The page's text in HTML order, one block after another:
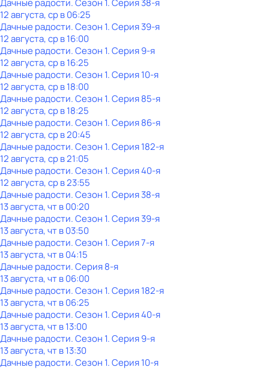
Дачные радости. Сезон 1. Серия 38-я
12 августа, ср в 06:25
Дачные радости. Сезон 1. Серия 39-я
12 августа, ср в 16:00
Дачные радости. Сезон 1. Серия 9-я
12 августа, ср в 16:25
Дачные радости. Сезон 1. Серия 10-я
12 августа, ср в 18:00
Дачные радости. Сезон 1. Серия 85-я
12 августа, ср в 18:25
Дачные радости. Сезон 1. Серия 86-я
12 августа, ср в 20:45
Дачные радости. Сезон 1. Серия 182-я
12 августа, ср в 21:05
Дачные радости. Сезон 1. Серия 40-я
12 августа, ср в 23:55
Дачные радости. Сезон 1. Серия 38-я
13 августа, чт в 00:20
Дачные радости. Сезон 1. Серия 39-я
13 августа, чт в 03:50
Дачные радости. Сезон 1. Серия 7-я
13 августа, чт в 04:15
Дачные радости. Серия 8-я
13 августа, чт в 06:00
Дачные радости. Сезон 1. Серия 182-я
13 августа, чт в 06:25
Дачные радости. Сезон 1. Серия 40-я
13 августа, чт в 13:00
Дачные радости. Сезон 1. Серия 9-я
13 августа, чт в 13:30
Дачные радости. Сезон 1. Серия 10-я